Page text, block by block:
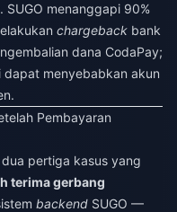
. SUGO menanggapi 90%
chargeback bank
dana CodaPay;
menyebabkan akun
Pembayaran
pertiga kasus yang
terima gerbang
backend SUGO —